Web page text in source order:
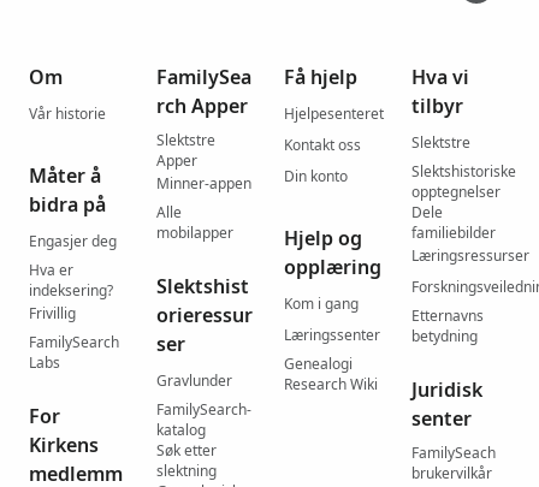
Om
Vår historie
Måter å
bidra på
Engasjer deg
Hva er
indeksering?
Frivillig
FamilySearch
Labs
For
Kirkens
medlemm
FamilySea
rch Apper
Slektstre
Apper
Minner-appen
Alle
mobilapper
Slektshist
orieressur
ser
Gravlunder
FamilySearch-
katalog
Søk etter
slektning
Få hjelp
Hjelpesenteret
Kontakt oss
Din konto
Hjelp og
opplæring
Kom i gang
Læringssenter
Genealogi
Research Wiki
Hva vi
tilbyr
Slektstre
Slektshistoriske
opptegnelser
Dele
familiebilder
Læringsressurser
Etternavns
betydning
Juridisk
senter
FamilySeach
brukervilkår